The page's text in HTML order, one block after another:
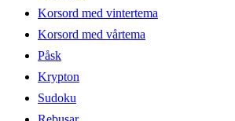
Korsord med vintertema
Korsord med vårtema
Påsk
Krypton
Sudoku